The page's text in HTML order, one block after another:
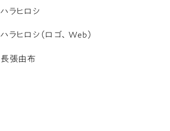
ハラヒロシ
ハラヒロシ（ロゴ、Web）
長張由布